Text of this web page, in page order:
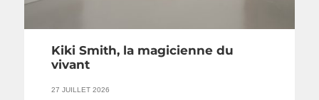
Kiki Smith, la magicienne du
vivant
27 JUILLET 2026